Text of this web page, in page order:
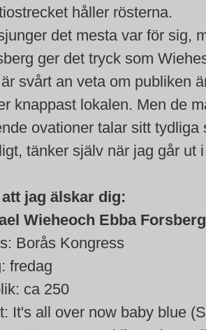
håller rösterna.
det mesta var för sig,
ger det tryck som
svårt an veta om publiken
knappast lokalen. Men de
ovationer talar sitt
tänker själv när jag går ut
jag älskar dig:
Wieheoch Ebba
Borås Kongress
fredag
ca 250
It's all over now baby blue